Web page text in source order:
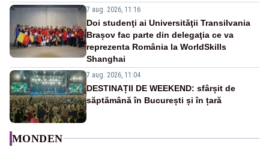
7 aug. 2026, 11:16
Doi studenţi ai Universităţii Transilvania
Brașov fac parte din delegaţia ce va
reprezenta România la WorldSkills
Shanghai
7 aug. 2026, 11:04
DESTINAȚII DE WEEKEND: sfârșit de
săptămână în București și în țară
MONDEN